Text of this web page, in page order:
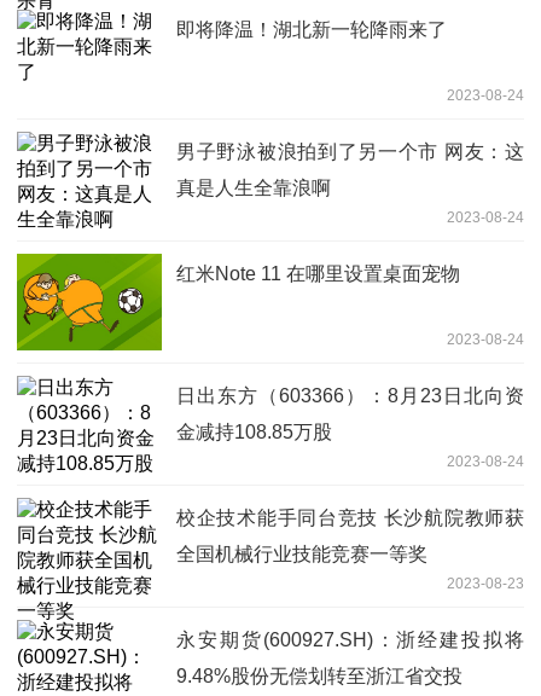
即将降温！湖北新一轮降雨来了
2023-08-24
男子野泳被浪拍到了另一个市 网友：这
真是人生全靠浪啊
2023-08-24
红米Note 11 在哪里设置桌面宠物
2023-08-24
日出东方（603366）：8月23日北向资
金减持108.85万股
2023-08-24
校企技术能手同台竞技 长沙航院教师获
全国机械行业技能竞赛一等奖
2023-08-23
永安期货(600927.SH)：浙经建投拟将
9.48%股份无偿划转至浙江省交投